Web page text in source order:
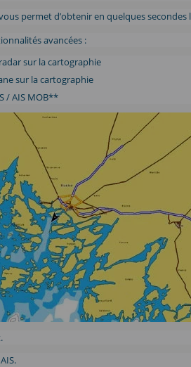
permet d’obtenir en quelques
avancées :
sur la cartographie
sur la cartographie
/ AIS MOB**